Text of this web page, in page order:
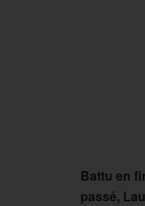
Battu en
passé,